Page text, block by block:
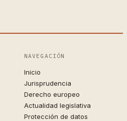
NAVEGACIÓN
Inicio
Jurisprudencia
Derecho europeo
Actualidad legislativa
Protección de datos